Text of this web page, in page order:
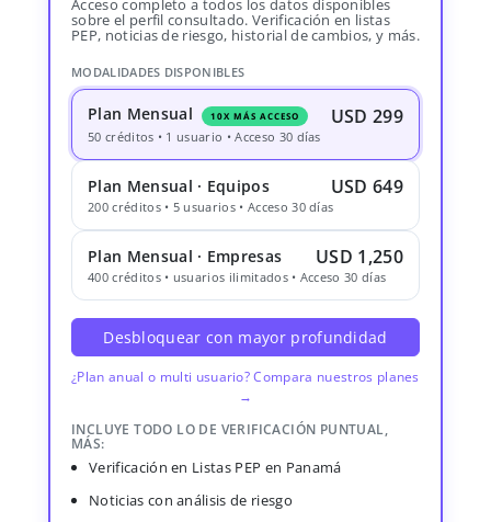
Acceso completo a todos los datos disponibles
sobre el perfil consultado. Verificación en listas
PEP, noticias de riesgo, historial de cambios, y más.
MODALIDADES DISPONIBLES
Plan Mensual 10X MÁS ACCESO USD 299
50 créditos • 1 usuario • Acceso 30 días
Plan Mensual · Equipos USD 649
200 créditos • 5 usuarios • Acceso 30 días
Plan Mensual · Empresas USD 1,250
400 créditos • usuarios ilimitados • Acceso 30 días
Desbloquear con mayor profundidad
¿Plan anual o multi usuario? Compara nuestros planes
→
INCLUYE TODO LO DE VERIFICACIÓN PUNTUAL,
MÁS:
Verificación en Listas PEP en Panamá
Noticias con análisis de riesgo